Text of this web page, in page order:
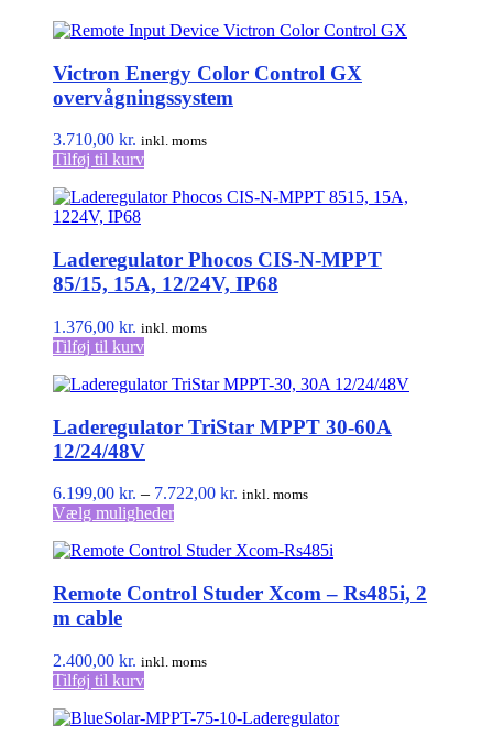
Victron Energy Color Control GX
overvågningssystem
3.710,00 kr. inkl. moms
Tilføj til kurv
Laderegulator Phocos CIS-N-MPPT
85/15, 15A, 12/24V, IP68
1.376,00 kr. inkl. moms
Tilføj til kurv
Laderegulator TriStar MPPT 30-60A
12/24/48V
6.199,00 kr. – 7.722,00 kr. Prisinterval:
7.722,00 kr.
inkl. moms
Vælg mulighederDette
har
varianter.
på
Remote Control Studer Xcom – Rs485i, 2
m cable
2.400,00 kr. inkl. moms
Tilføj til kurv